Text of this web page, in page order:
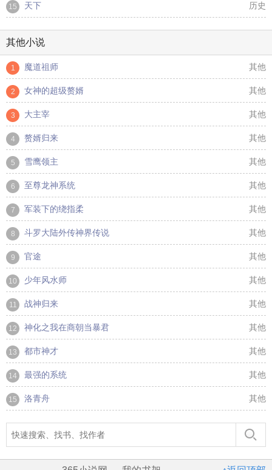
15 天下 历史
其他小说
1 魔道祖师 其他
2 女神的超级赘婿 其他
3 大主宰 其他
4 赘婿归来 其他
5 雪鹰领主 其他
6 至尊龙神系统 其他
7 军装下的绕指柔 其他
8 斗罗大陆外传神界传说 其他
9 官途 其他
10 少年风水师 其他
11 战神归来 其他
12 神化之我在商朝当暴君 其他
13 都市神才 其他
14 最强的系统 其他
15 洛青舟 其他